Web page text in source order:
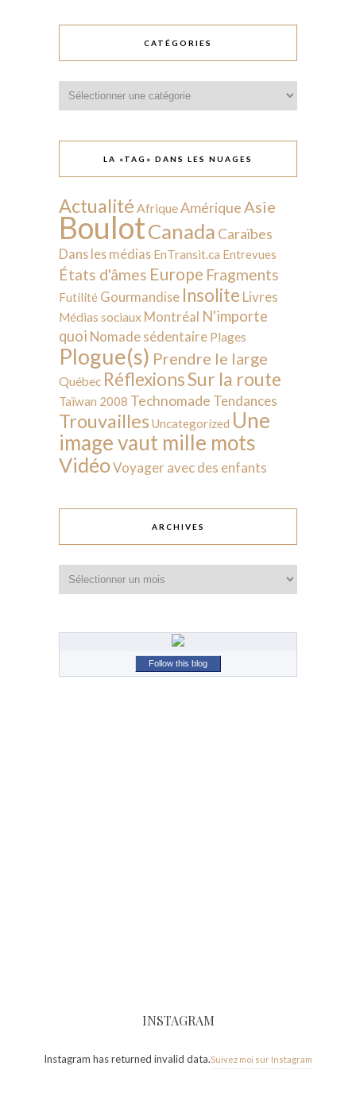
CATÉGORIES
LA «TAG» DANS LES NUAGES
Actualité AfriqueAmérique Asie
BoulotCanada Caraïbes
Dans les médias EnTransit.ca Entrevues
États d'âmes Europe Fragments
Futilité Gourmandise Insolite Livres
Médias sociaux Montréal N'importe
quoi Nomade sédentaire Plages
Plogue(s) Prendre le large
Québec RéflexionsSur la route
Taïwan 2008 Technomade Tendances
Trouvailles Uncategorized Une
image vaut mille mots
VidéoVoyager avec des enfants
ARCHIVES
Follow this blog
INSTAGRAM
Instagram has returned invalid data.Suivez moi sur Instagram